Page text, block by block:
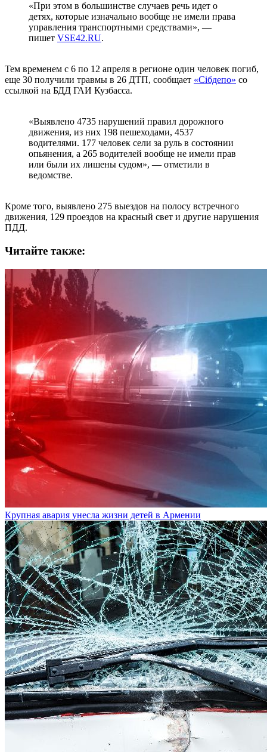
«При этом в большинстве случаев речь идет о
детях, которые изначально вообще не имели права
управления транспортными средствами», —
пишет VSE42.RU.
Тем временем с 6 по 12 апреля в регионе один человек погиб,
еще 30 получили травмы в 26 ДТП, сообщает «Сiбдепо» со
ссылкой на БДД ГАИ Кузбасса.
«Выявлено 4735 нарушений правил дорожного
движения, из них 198 пешеходами, 4537
водителями. 177 человек сели за руль в состоянии
опьянения, а 265 водителей вообще не имели прав
или были их лишены судом», — отметили в
ведомстве.
Кроме того, выявлено 275 выездов на полосу встречного
движения, 129 проездов на красный свет и другие нарушения
ПДД.
Читайте также:
Крупная авария унесла жизни детей в Армении